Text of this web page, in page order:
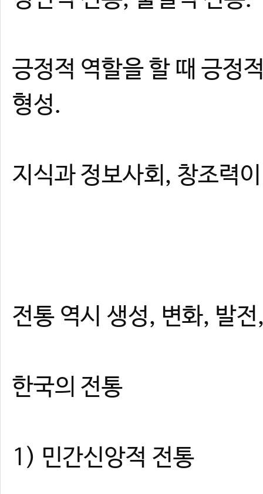
긍정적 역할을 할 때 긍정
형성.
지식과 정보사회, 창조력
전통 역시 생성, 변화, 발
한국의 전통
1) 민간신앙적 전통